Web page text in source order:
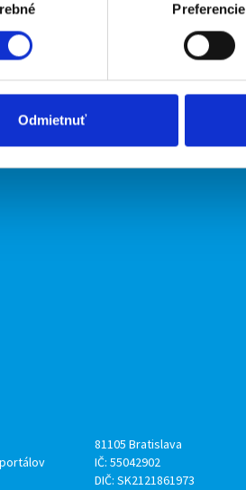
Preferencie
Odmietnuť
Vložiť inzerát
81105 Bratislava
IČ: 55042902
DIČ: SK2121861973